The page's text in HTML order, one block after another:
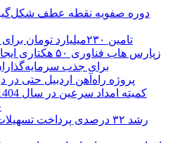
تامین ۲۳۰میلیارد تومان برای تکمیل تالار شهر اردبیل
برای جذب
پروژه راه‌آهن اردبیل حتی